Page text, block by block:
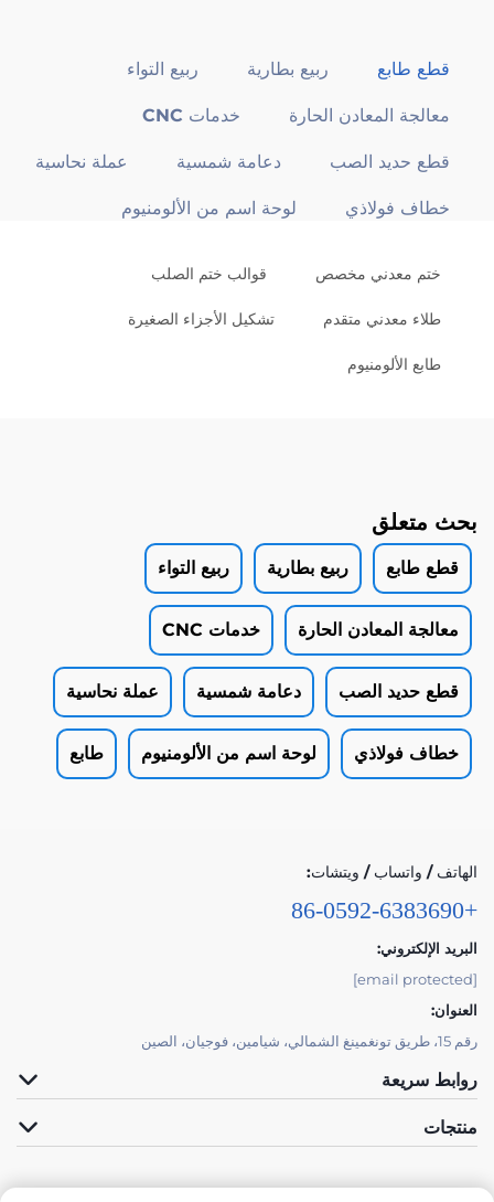
قطع طابع ربيع بطارية ربيع التواء
معالجة المعادن الحارة خدمات CNC
قطع حديد الصب دعامة شمسية عملة نحاسية
خطاف فولاذي لوحة اسم من الألومنيوم
ختم معدني مخصص قوالب ختم الصلب
طلاء معدني متقدم تشكيل الأجزاء الصغيرة
طابع الألومنيوم
بحث متعلق
قطع طابع ربيع بطارية ربيع التواء
معالجة المعادن الحارة خدمات CNC
قطع حديد الصب دعامة شمسية عملة نحاسية
خطاف فولاذي لوحة اسم من الألومنيوم طابع
الهاتف / واتساب / ويتشات:
+86-0592-6383690
البريد الإلكتروني:
[email protected]
العنوان:
رقم 15، طريق تونغمينغ الشمالي، شيامين، فوجيان، الصين
روابط سريعة
منتجات